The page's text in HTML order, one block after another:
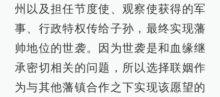
州以及担任节度使、观察使获得的军
事、行政特权传给子孙，最终实现藩
帅地位的世袭。因为世袭是和血缘继
承密切相关的问题，所以选择联姻作
为与其他藩镇合作之下实现该愿望的